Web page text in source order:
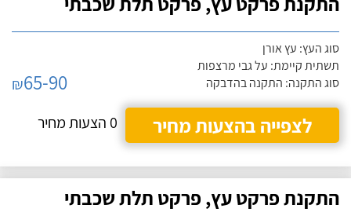
סוג העץ: עץ אורן
תשתית קיימת: על גבי מרצפות
סוג התקנה: התקנה בהדבקה
₪65-90
לצפייה בהצעות מחיר
0 הצעות מחיר
התקנת פרקט עץ, פרקט תלת שכבתי